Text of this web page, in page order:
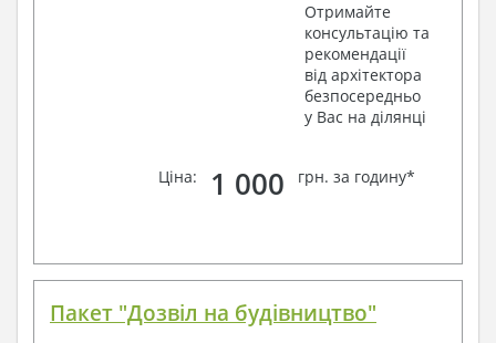
Отримайте
консультацію та
рекомендації
від архітектора
безпосередньо
у Вас на ділянці
Ціна: 1 000 грн. за годину*
Пакет "Дозвіл на будівництво"